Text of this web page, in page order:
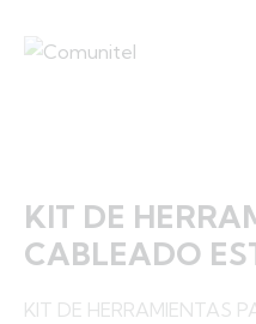
KIT DE
CABLEADO
KIT DE HERRAMIENTAS